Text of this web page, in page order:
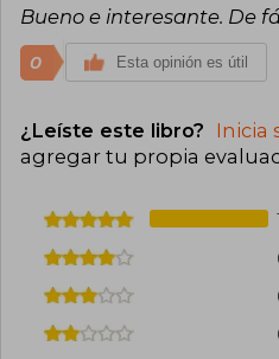
Bueno e interesante. De
0 Esta opinión es útil
¿Leíste este libro? Inicia
agregar tu propia